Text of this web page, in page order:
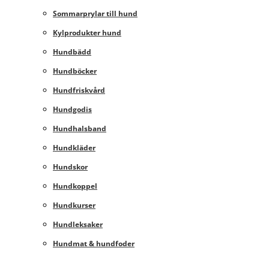
Sommarprylar till hund
Kylprodukter hund
Hundbädd
Hundböcker
Hundfriskvård
Hundgodis
Hundhalsband
Hundkläder
Hundskor
Hundkoppel
Hundkurser
Hundleksaker
Hundmat & hundfoder